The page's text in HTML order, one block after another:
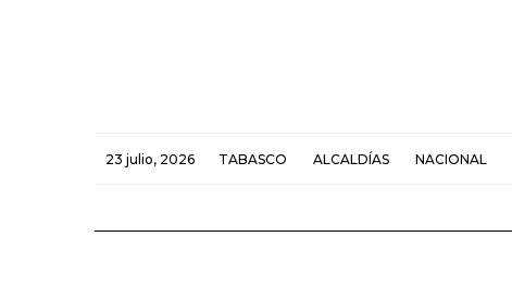
23 julio, 2026 TABASCO ALCALDÍAS NACIONAL